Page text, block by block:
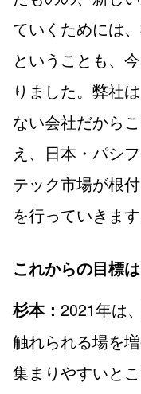
ていくためには
ということも、
りました。弊社
ない会社だから
え、日本・パシ
テック市場が根
を行っていきます
これからの目標
杉本： 2021年は
触れられる場を
集まりやすいと